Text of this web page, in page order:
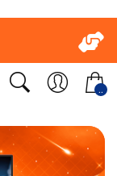
..